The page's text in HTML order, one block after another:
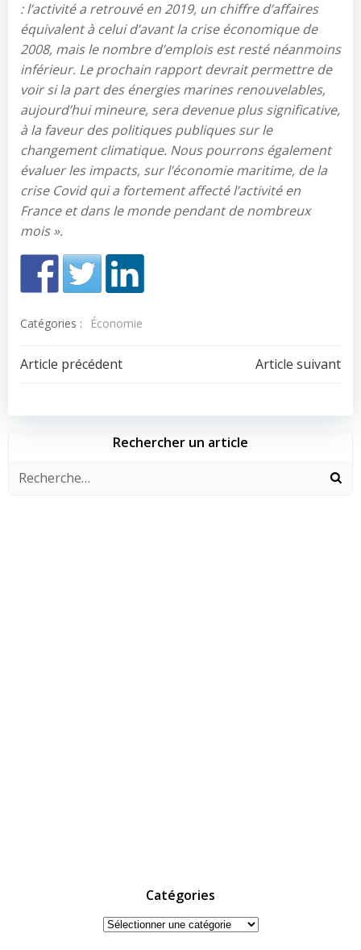
: l’activité a retrouvé en 2019, un chiffre d’affaires
équivalent à celui d’avant la crise économique de
2008, mais le nombre d’emplois est resté néanmoins
inférieur. Le prochain rapport devrait permettre de
voir si la part des énergies marines renouvelables,
aujourd’hui mineure, sera devenue plus significative,
à la faveur des politiques publiques sur le
changement climatique. Nous pourrons également
évaluer les impacts, sur l’économie maritime, de la
crise Covid qui a fortement affecté l’activité en
France et dans le monde pendant de nombreux
mois ».
Catégories : Économie
Navigation
de
l’article
Article précédent
Navigation
de
l’article
Article suivant
Rechercher un article
Catégories
Catégories